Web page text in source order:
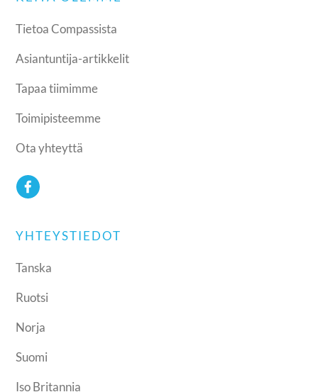
Tietoa Compassista
Asiantuntija-artikkelit
Tapaa tiimimme
Toimipisteemme
Ota yhteyttä
YHTEYSTIEDOT
Tanska
Ruotsi
Norja
Suomi
Iso Britannia